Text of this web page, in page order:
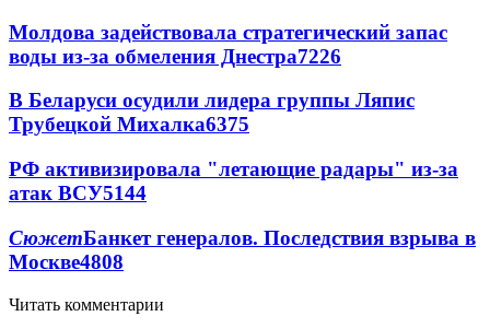
Молдова задействовала стратегический запас
воды из-за обмеления Днестра7226
В Беларуси осудили лидера группы Ляпис
Трубецкой Михалка6375
РФ активизировала "летающие радары" из-за
атак ВСУ5144
СюжетБанкет генералов. Последствия взрыва в
Москве4808
Читать комментарии